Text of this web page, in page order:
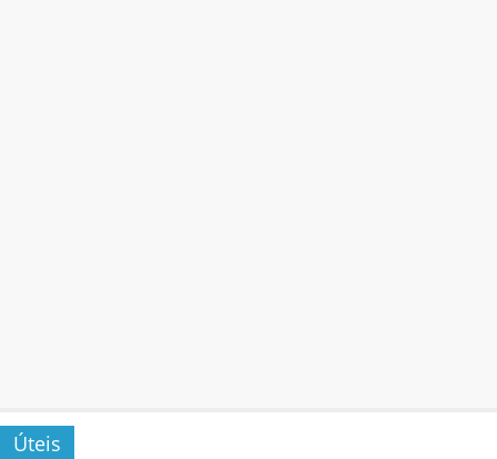
Úteis